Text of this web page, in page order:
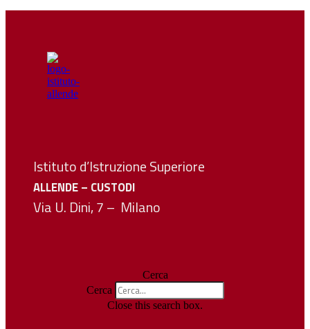
Istituto d’Istruzione Superiore
ALLENDE – CUSTODI
Via U. Dini, 7 – Milano
Cerca
Cerca
Close this search box.